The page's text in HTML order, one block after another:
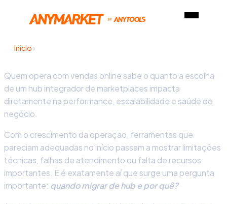
Início ›
Quem opera com vendas online sabe o quanto a escolha
de um hub integrador de marketplaces impacta
diretamente na performance, escalabilidade e saúde do
negócio.
Com o crescimento da operação, ferramentas que
pareciam adequadas no início passam a mostrar limitações
técnicas, falhas de atendimento ou falta de recursos
importantes. E é exatamente aí que surge uma pergunta
importante: quando migrar de hub e por quê?